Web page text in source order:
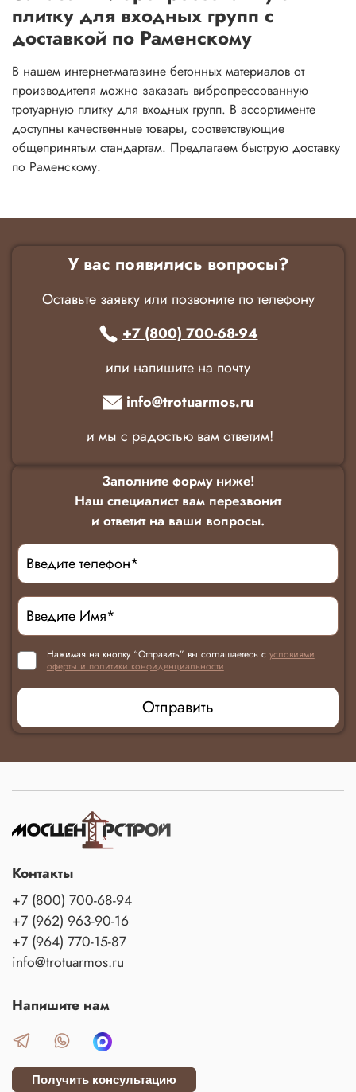
плитку для входных групп с
доставкой по Раменскому
В нашем интернет-магазине бетонных материалов от
производителя можно заказать вибропрессованную
тротуарную плитку для входных групп. В ассортименте
доступны качественные товары, соответствующие
общепринятым стандартам. Предлагаем быструю доставку
по Раменскому.
У вас появились вопросы?
Оставьте заявку или позвоните по телефону
+7 (800) 700-68-94
или напишите на почту
info@trotuarmos.ru
и мы с радостью вам ответим!
Заполните форму ниже!
Наш специалист вам перезвонит
и ответит на ваши вопросы.
Нажимая на кнопку “Отправить” вы соглашаетесь с условиями
оферты и политики конфиденциальности
Отправить
Контакты
+7 (800) 700-68-94
+7 (962) 963-90-16
+7 (964) 770-15-87
info@trotuarmos.ru
Напишите нам
Получить консультацию